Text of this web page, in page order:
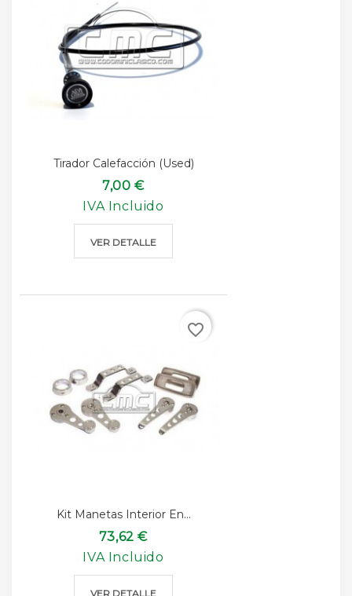
Tirador Calefacción (used)
7,00 €
IVA Incluido
VER DETALLE
Kit Manetas Interior En...
73,62 €
IVA Incluido
VER DETALLE
favorite_border